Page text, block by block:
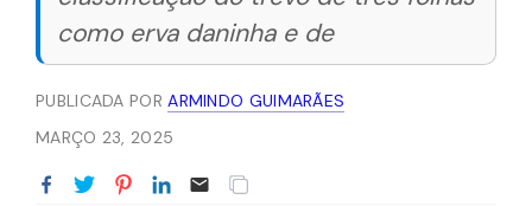
como erva daninha e de
PUBLICADA PORARMINDO GUIMARÃES
MARÇO 23, 2025